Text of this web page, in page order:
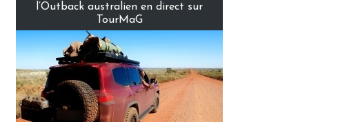
l’Outback australien en direct sur
TourMaG